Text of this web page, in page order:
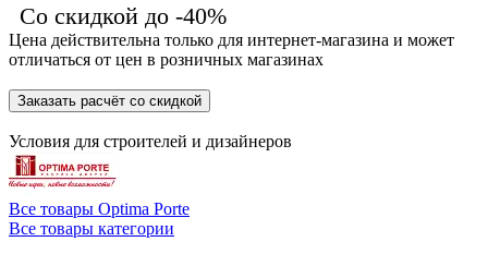
Со скидкой до -40%
Цена действительна только для интернет-магазина и может
отличаться от цен в розничных магазинах
Заказать расчёт со скидкой
Условия для строителей и дизайнеров
Все товары Optima Porte
Все товары категории